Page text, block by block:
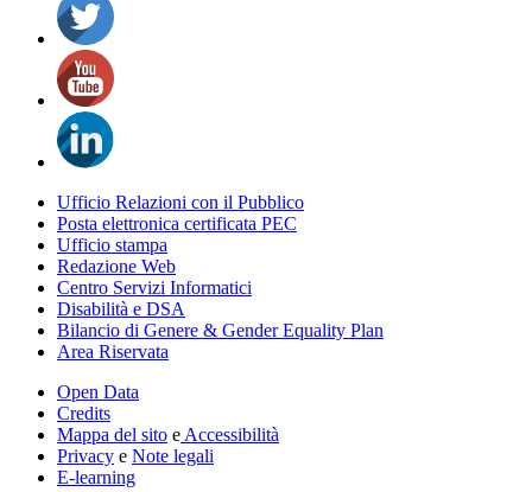
Ufficio Relazioni con il Pubblico
Posta elettronica certificata PEC
Ufficio stampa
Redazione Web
Centro Servizi Informatici
Disabilità e DSA
Bilancio di Genere & Gender Equality Plan
Area Riservata
Open Data
Credits
Mappa del sito e Accessibilità
Privacy e Note legali
E-learning